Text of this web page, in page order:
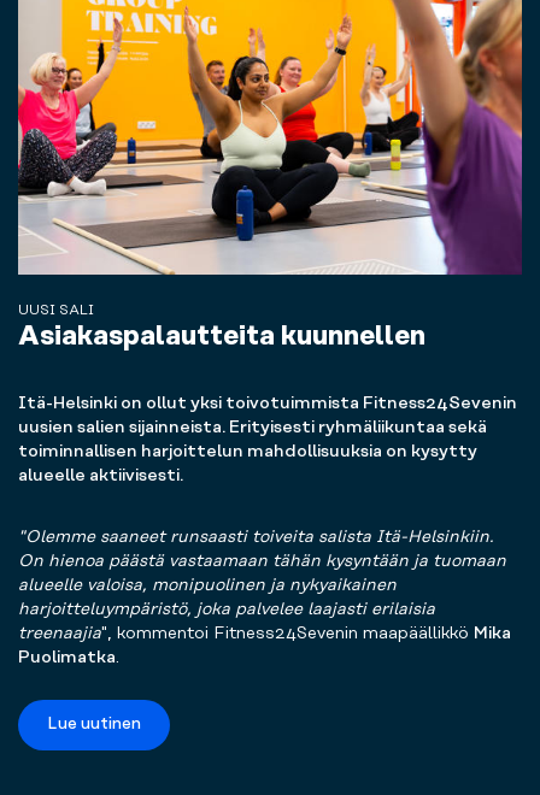
UUSI SALI
Asiakaspalautteita kuunnellen
Itä-Helsinki on ollut yksi toivotuimmista Fitness24Sevenin
uusien salien sijainneista. Erityisesti ryhmäliikuntaa sekä
toiminnallisen harjoittelun mahdollisuuksia on kysytty
alueelle aktiivisesti.
"Olemme saaneet runsaasti toiveita salista Itä-Helsinkiin.
On hienoa päästä vastaamaan tähän kysyntään ja tuomaan
alueelle valoisa, monipuolinen ja nykyaikainen
harjoitteluympäristö, joka palvelee laajasti erilaisia
treenaajia", kommentoi Fitness24Sevenin maapäällikkö Mika
Puolimatka.
Lue uutinen